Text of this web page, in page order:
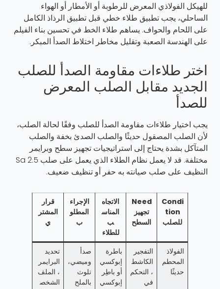
للهيكل الفولاذي المعرض للرطوبة أو الأمطار أو الهواء
الساحلي، يجب تطبيق طلاء خطي قبل تطبيق الرذاذ الكامل
على اللحام والحواف. يساهم طلاء الخط في تحسين بناء الفيلم
على الهندسة الصعبة وتقليل مخاطر اختلاط الصدأ المبكر.
اختر طلاءات مقاومة الصدأ للصلب
الجديد مقابل الصلب المعرض
للصدأ
يجب اختيار طلاءات مقاومة الصدأ للصلب وفقًا لحالة الصلب،
لأن الصلب المصقول حديثًا والصلب الصدئ بخفة والصلب
المتآكل بشدة يحتاج إلى استراتيجيات تجهيز سطح وبرايمر
مختلفة. قد لا يعمل نظام الطلاء الذي يعمل على صلب Sa 2.5
النظيف على صلب صيانته به حفر أو تنظيف ضعيف.
Condi
tion
للصلب
Need
تجهيز
السطح
الاتجاه
المناس
ب
للطلاء
الإجراء
المطلو
ب
قرار
المشتر
ي
الفولاذ
المحطم
حديثًا
التفجير
الكاشط
، التحكم
في
باطرة
إبوكسي
أو باطِر
إبوكسي
صدأ
وميضي،
تلوث
بالملح
تحديد
البرايمر
، الملف
الشخص